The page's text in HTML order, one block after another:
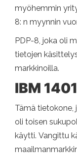
myöhemmin
8: n myynnin
PDP-8, joka oli
tietojen
markkinoilla.
IBM 1401
Tämä tietokone,
oli toisen
käytti. Vangittu